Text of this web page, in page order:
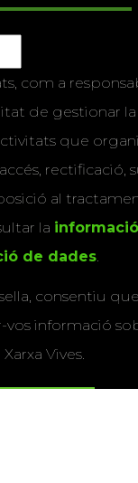
com a
de gestionar
que
rectificació,
al
la
de dades.
consentiu
informació
Vives.